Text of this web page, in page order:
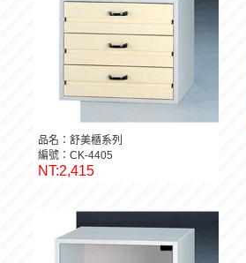
品名：舒美櫃系列
編號：CK-4405
NT:2,415